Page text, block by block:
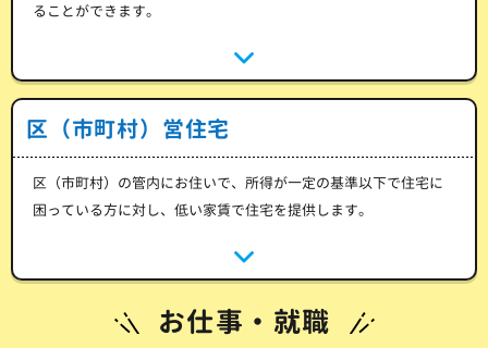
ることができます。
区（市町村）営住宅
区（市町村）の管内にお住いで、所得が一定の基準以下で住宅に
困っている方に対し、低い家賃で住宅を提供します。
お仕事・就職